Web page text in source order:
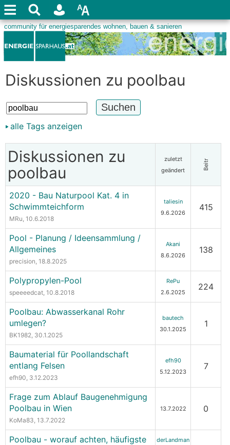
Diskussionen zu poolbau
alle Tags anzeigen
Diskussionen zu
poolbau
zuletzt
geändert
Beitr
2020 - Bau Naturpool Kat. 4 in
Schwimmteichform
MRu, 10.6.2018
taliesin
9.6.2026
415
Pool - Planung / Ideensammlung /
Allgemeines
precision, 18.8.2025
Akani
8.6.2026
138
Polypropylen-Pool
speeeedcat, 10.8.2018
RePu
2.6.2025
224
Poolbau: Abwasserkanal Rohr
umlegen?
BK1982, 30.1.2025
bautech
30.1.2025
1
Baumaterial für Poollandschaft
entlang Felsen
efh90, 3.12.2023
efh90
5.12.2023
7
Frage zum Ablauf Baugenehmigung
Poolbau in Wien
KoMa83, 13.7.2022
13.7.2022 0
Poolbau - worauf achten, häufigste
derLandman